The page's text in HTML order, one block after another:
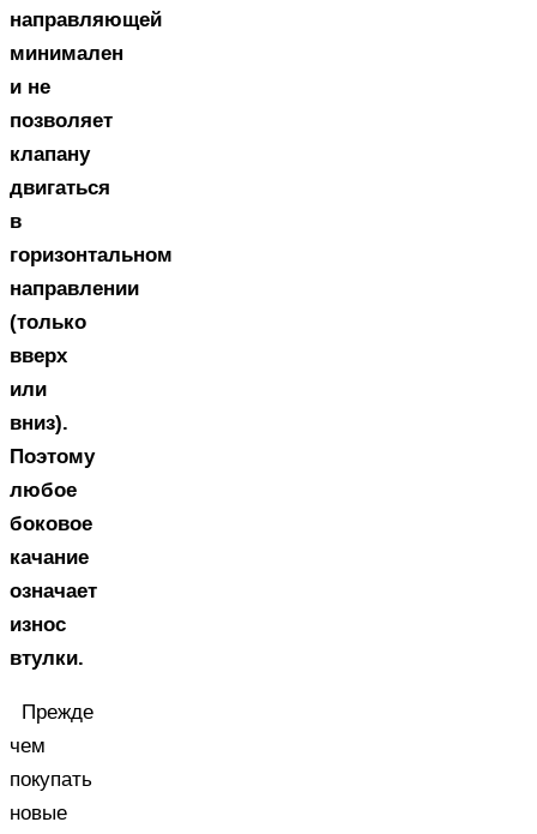
направляющей
минимален
и не
позволяет
клапану
двигаться
в
горизонтальном
направлении
(только
вверх
или
вниз).
Поэтому
любое
боковое
качание
означает
износ
втулки.
Прежде
чем
покупать
новые